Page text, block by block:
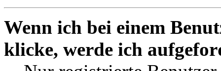
Wenn ich bei einem
klicke, werde ich